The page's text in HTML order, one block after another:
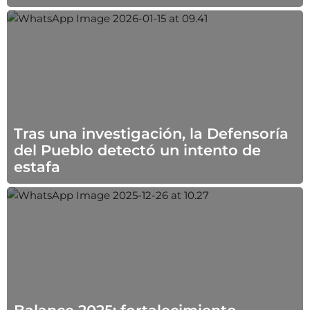
Tras una investigación, la Defensoría
del Pueblo detectó un intento de
estafa
◐ ◑
▤ ―